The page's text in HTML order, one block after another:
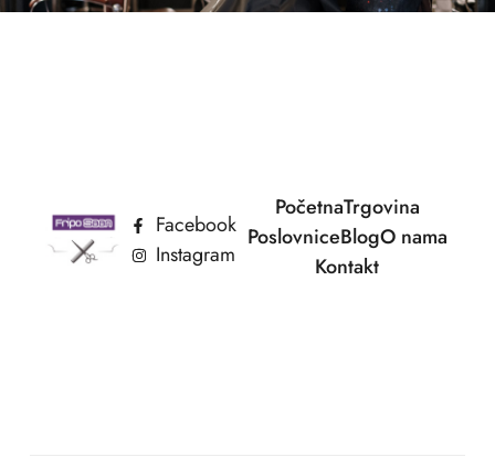
PočetnaTrgovina
PoslovniceBlogO nama
Kontakt
Facebook
Instagram